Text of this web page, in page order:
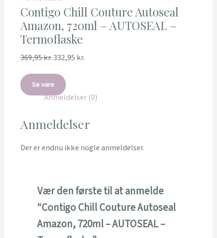
Contigo Chill Couture Autoseal
Amazon, 720ml – AUTOSEAL –
Termoflaske
369,95kr.332,95 kr.
Se vare
Anmeldelser (0)
Anmeldelser
Der er endnu ikke nogle anmeldelser.
Vær den første til at anmelde
“Contigo Chill Couture Autoseal
Amazon, 720ml – AUTOSEAL –